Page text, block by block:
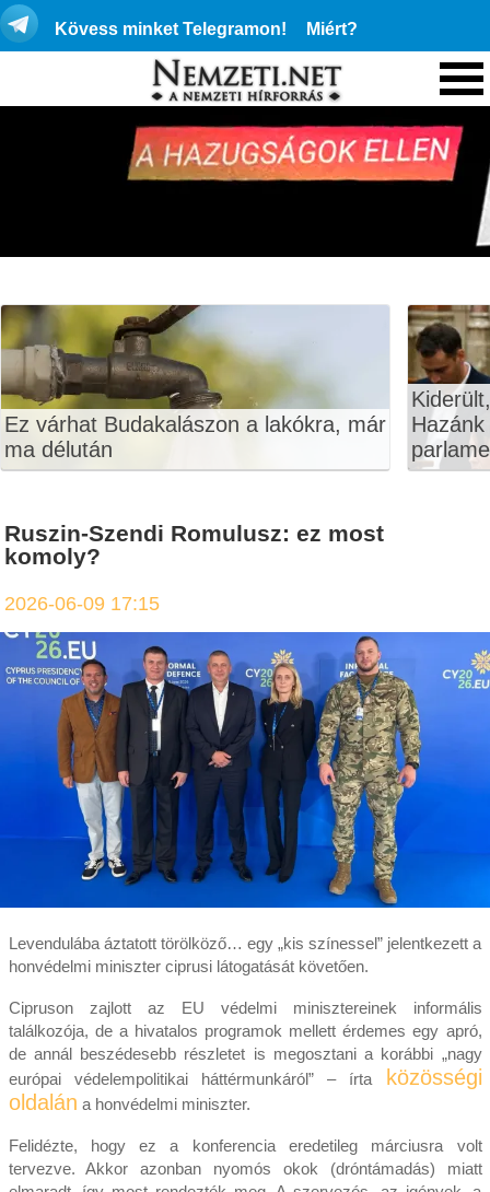
Kövess minket Telegramon! Miért?
Ez várhat Budakalászon a lakókra, már
ma délután
Ruszin-Szendi Romulusz: ez most
komoly?
2026-06-09 17:15
Levendulába áztatott törölköző… egy „kis színessel” jelentkezett a
honvédelmi miniszter ciprusi látogatását követően.
Cipruson zajlott az EU védelmi minisztereinek informális
találkozója, de a hivatalos programok mellett érdemes egy apró,
de annál beszédesebb részletet is megosztani a korábbi „nagy
európai védelempolitikai háttérmunkáról” – írta
közösségi
oldalán a honvédelmi miniszter.
Felidézte, hogy ez a konferencia eredetileg márciusra volt
tervezve. Akkor azonban nyomós okok (dróntámadás) miatt